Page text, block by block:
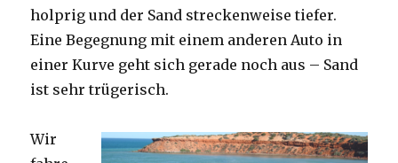
holprig und der Sand streckenweise tiefer.
Eine Begegnung mit einem anderen Auto in
einer Kurve geht sich gerade noch aus – Sand
ist sehr trügerisch.
Wir